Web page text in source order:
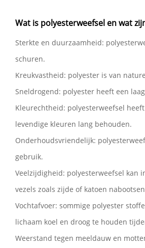
Wat is polyesterweefsel en wat
Sterkte en duurzaamheid:
schuren.
Kreukvastheid: polyester is van
Sneldrogend: polyester heeft een
Kleurechtheid: polyesterweefsel
levendige kleuren lang behouden.
Onderhoudsvriendelijk:
gebruik.
Veelzijdigheid: polyesterweefsel
vezels zoals zijde of katoen
Vochtafvoer: sommige polyester
lichaam koel en droog te houden
Weerstand tegen meeldauw en